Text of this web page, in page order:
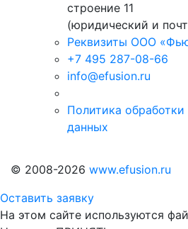
строение 11
(юридический и
Реквизиты ООО
+7 495 287-08-66
info@efusion.ru
Политика
данных
© 2008-2026 www.efusion.ru
Оставить заявку
На этом сайте используются